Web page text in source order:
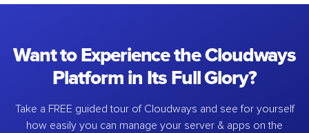
Want to Experience the Cloudways
Platform in Its Full Glory?
Take a FREE guided tour of Cloudways and see for yourself
how easily you can manage your server & apps on the